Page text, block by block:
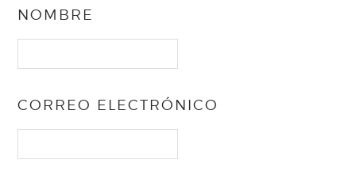
NOMBRE
CORREO ELECTRÓNICO